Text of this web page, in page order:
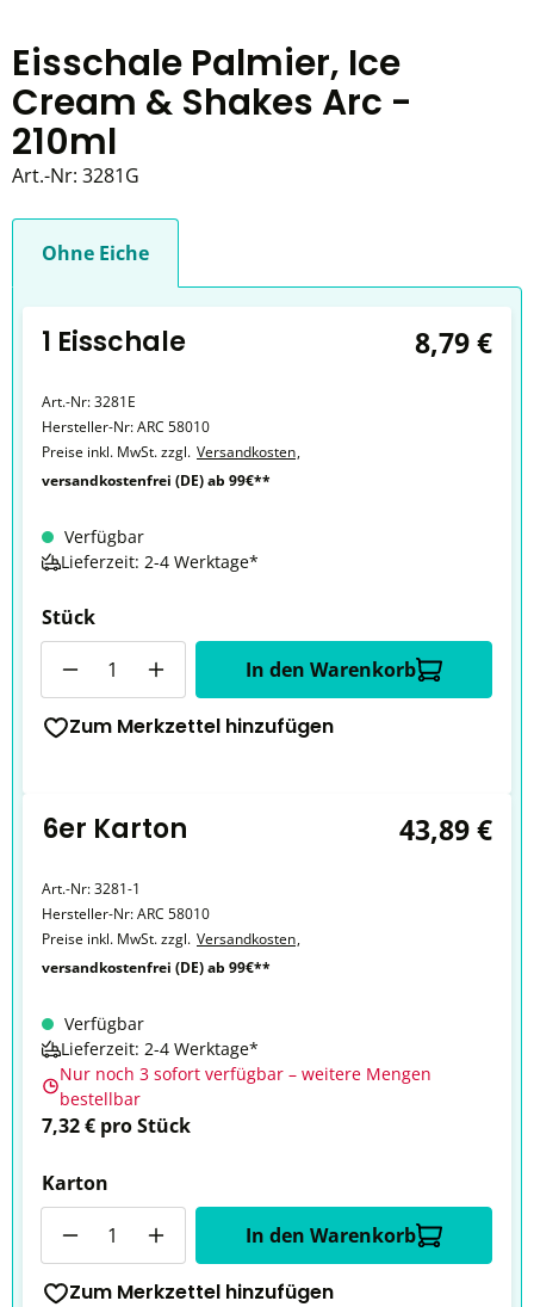
Eisschale Palmier, Ice
Cream & Shakes Arc -
210ml
Art.-Nr: 3281G
Ohne Eiche
1 Eisschale 8,79 €
Art.-Nr:3281E
Hersteller-Nr:ARC 58010
Preise inkl. MwSt. zzgl. Versandkosten,
versandkostenfrei (DE) ab 99€**
Verfügbar
Lieferzeit: 2-4 Werktage*
Stück
In den Warenkorb
Zum Merkzettel hinzufügen
6er Karton 43,89 €
Art.-Nr:3281-1
Hersteller-Nr:ARC 58010
Preise inkl. MwSt. zzgl. Versandkosten,
versandkostenfrei (DE) ab 99€**
Verfügbar
Lieferzeit: 2-4 Werktage*
Nur noch 3 sofort verfügbar – weitere Mengen
bestellbar
7,32 € pro Stück
Karton
In den Warenkorb
Zum Merkzettel hinzufügen